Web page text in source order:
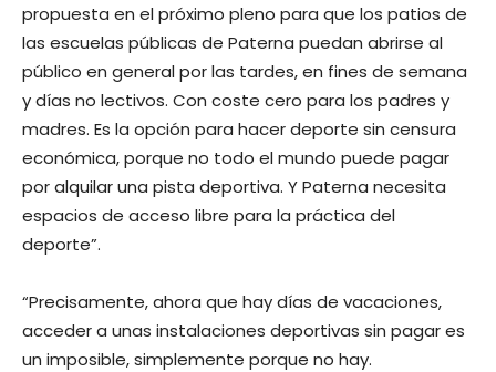
propuesta en el próximo pleno para que los patios de
las escuelas públicas de Paterna puedan abrirse al
público en general por las tardes, en fines de semana
y días no lectivos. Con coste cero para los padres y
madres. Es la opción para hacer deporte sin censura
económica, porque no todo el mundo puede pagar
por alquilar una pista deportiva. Y Paterna necesita
espacios de acceso libre para la práctica del
deporte”.
“Precisamente, ahora que hay días de vacaciones,
acceder a unas instalaciones deportivas sin pagar es
un imposible, simplemente porque no hay.